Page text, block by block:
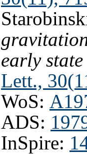
early
Lett.,
WoS:
ADS:
InSpire: